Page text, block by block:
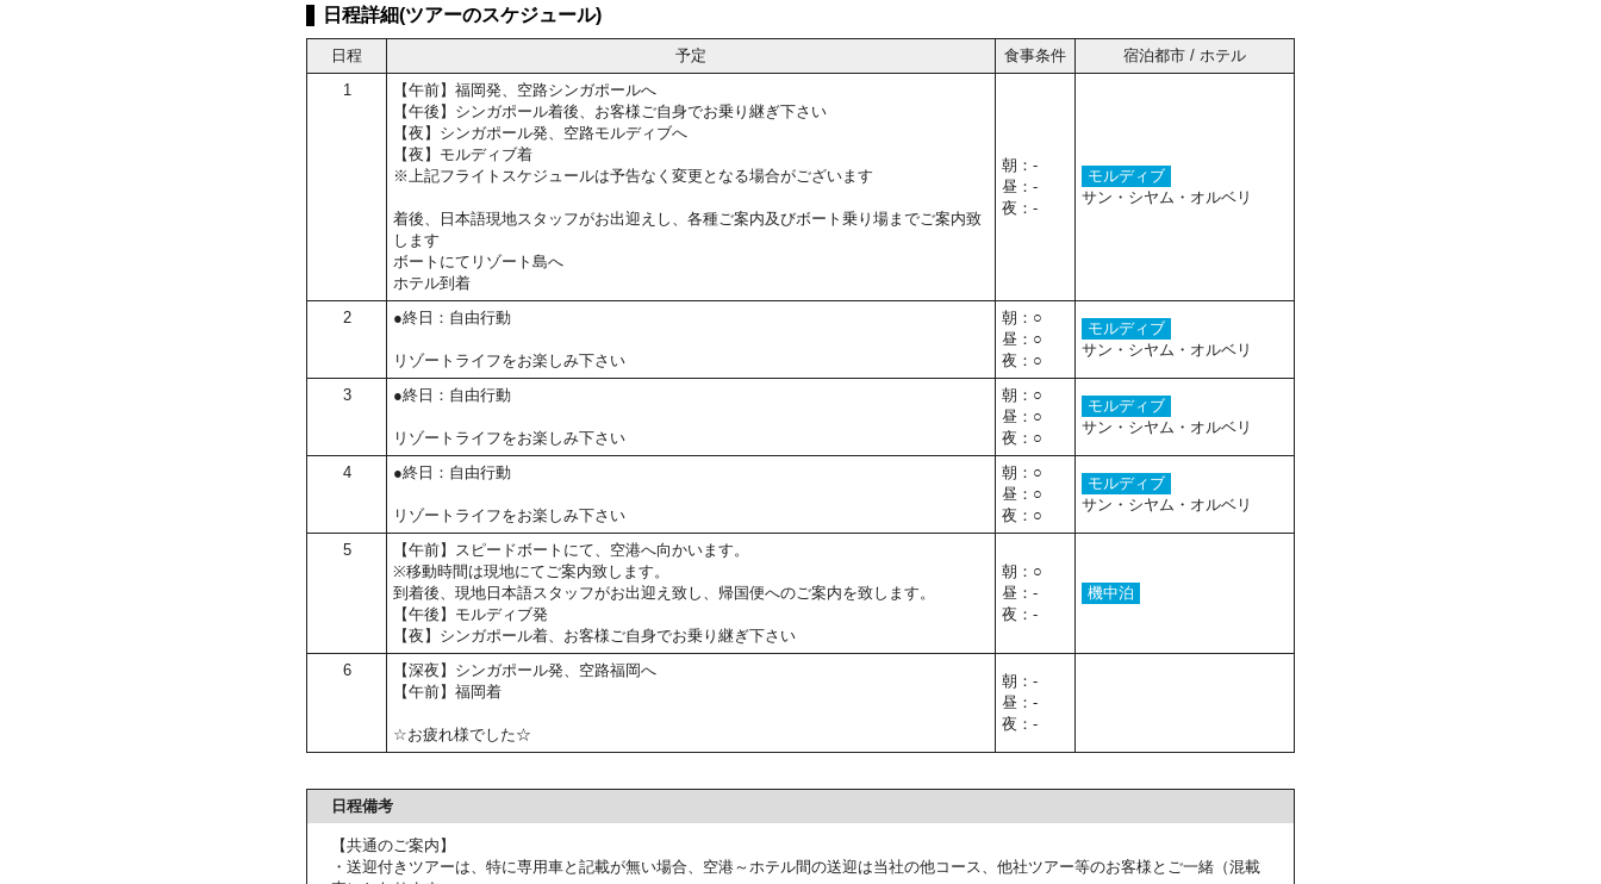
日程詳細(ツアーのスケジュール)
日程 予定 食事条件
宿泊都市 / ホテル
1
【午前】福岡発、空路シンガポールへ
【午後】シンガポール着後、お客様ご自身でお乗り継ぎ下さい
【夜】シンガポール発、空路モルディブへ
【夜】モルディブ着
※上記フライトスケジュールは予告なく変更となる場合がございます
着後、日本語現地スタッフがお出迎えし、各種ご案内及びボート乗り場までご案内致
します
ボートにてリゾート島へ
ホテル到着
朝：-
昼：-
夜：-
モルディブ
サン・シヤム・オルベリ
2 ●終日：自由行動
リゾートライフをお楽しみ下さい
朝：○
昼：○
夜：○
モルディブ
サン・シヤム・オルベリ
3 ●終日：自由行動
リゾートライフをお楽しみ下さい
朝：○
昼：○
夜：○
モルディブ
サン・シヤム・オルベリ
4 ●終日：自由行動
リゾートライフをお楽しみ下さい
朝：○
昼：○
夜：○
モルディブ
サン・シヤム・オルベリ
5
【午前】スピードボートにて、空港へ向かいます。
※移動時間は現地にてご案内致します。
到着後、現地日本語スタッフがお出迎え致し、帰国便へのご案内を致します。
【午後】モルディブ発
【夜】シンガポール着、お客様ご自身でお乗り継ぎ下さい
朝：○
昼：-
夜：-
機中泊
6
【深夜】シンガポール発、空路福岡へ
【午前】福岡着
☆お疲れ様でした☆
朝：-
昼：-
夜：-
日程備考
【共通のご案内】
・送迎付きツアーは、特に専用車と記載が無い場合、空港～ホテル間の送迎は当社の他コース、他社ツアー等のお客様とご一緒（混載